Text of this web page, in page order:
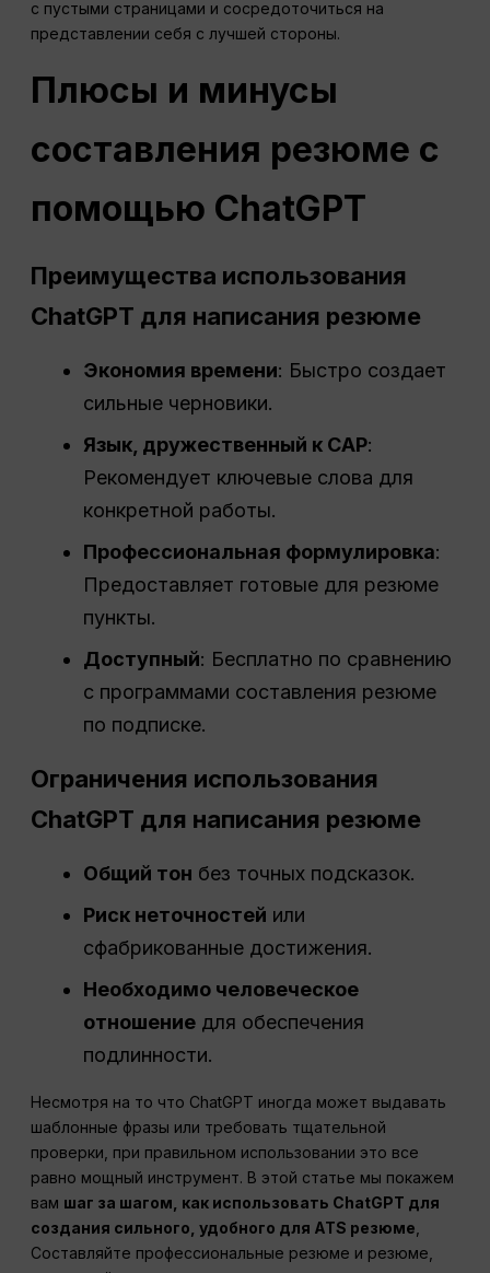
с пустыми страницами и сосредоточиться на
представлении себя с лучшей стороны.
Плюсы и минусы
составления резюме с
помощью ChatGPT
Преимущества использования
ChatGPT для написания резюме
Экономия времени: Быстро создает
сильные черновики.
Язык, дружественный к САР:
Рекомендует ключевые слова для
конкретной работы.
Профессиональная формулировка:
Предоставляет готовые для резюме
пункты.
Доступный: Бесплатно по сравнению
с программами составления резюме
по подписке.
Ограничения использования
ChatGPT для написания резюме
Общий тон без точных подсказок.
Риск неточностей или
сфабрикованные достижения.
Необходимо человеческое
отношение для обеспечения
подлинности.
Несмотря на то что ChatGPT иногда может выдавать
шаблонные фразы или требовать тщательной
проверки, при правильном использовании это все
равно мощный инструмент. В этой статье мы покажем
вам шаг за шагом, как использовать ChatGPT для
создания сильного, удобного для ATS резюме
Составляйте профессиональные резюме и резюме,